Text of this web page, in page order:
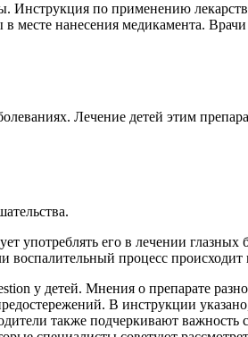
по применению
нанесения медикамента.
Лечение детей этим
употреблять его в лечении
процесс происходит
у детей. Мнения о препарате
В инструкции
также подчеркивают важность